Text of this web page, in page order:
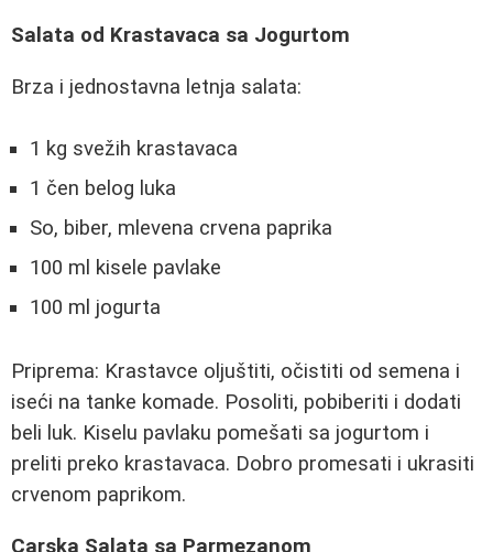
Salata od Krastavaca sa Jogurtom
Brza i jednostavna letnja salata:
1 kg svežih krastavaca
1 čen belog luka
So, biber, mlevena crvena paprika
100 ml kisele pavlake
100 ml jogurta
Priprema: Krastavce oljuštiti, očistiti od semena i
iseći na tanke komade. Posoliti, pobiberiti i dodati
beli luk. Kiselu pavlaku pomešati sa jogurtom i
preliti preko krastavaca. Dobro promesati i ukrasiti
crvenom paprikom.
Carska Salata sa Parmezanom